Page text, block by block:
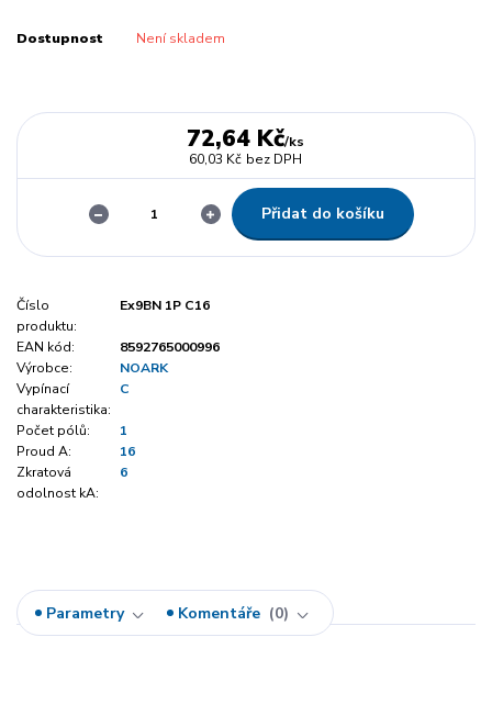
Dostupnost Není skladem
72,64 Kč/ks
60,03 Kč bez DPH
Přidat do košíku
Číslo
produktu:
Ex9BN 1P C16
EAN kód:
8592765000996
Výrobce:
NOARK
Vypínací
charakteristika:
C
Počet pólů:
1
Proud A:
16
Zkratová
odolnost kA:
6
Parametry Komentáře 0